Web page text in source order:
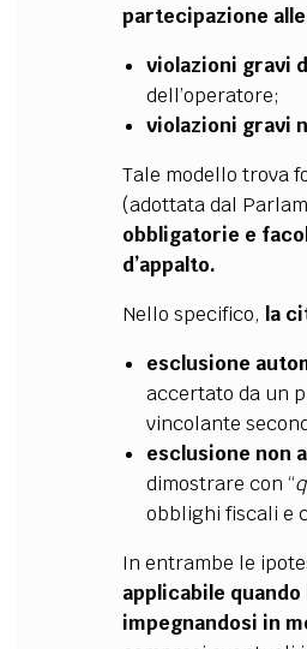
partecipazione
violazioni gravi
dell’operatore;
violazioni gravi
Tale modello trova
(adottata dal
obbligatorie e
d’appalto.
Nello specifico, la
esclusione
accertato da un
vincolante
esclusione non
dimostrare con “
obblighi fiscali e
In entrambe le
applicabile
impegnandosi in